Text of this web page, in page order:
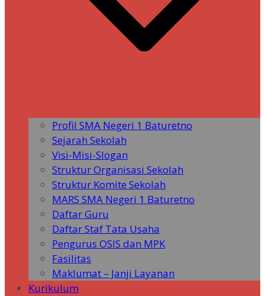
Profil SMA Negeri 1 Baturetno
Sejarah Sekolah
Visi-Misi-Slogan
Struktur Organisasi Sekolah
Struktur Komite Sekolah
MARS SMA Negeri 1 Baturetno
Daftar Guru
Daftar Staf Tata Usaha
Pengurus OSIS dan MPK
Fasilitas
Maklumat – Janji Layanan
Kurikulum